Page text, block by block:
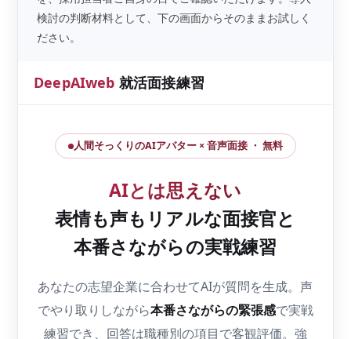
検討の判断材料として、下の画面からそのままお試しく
ださい。